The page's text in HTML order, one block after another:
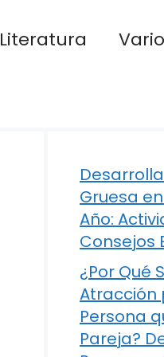
Literatura
Gruesa
Año:
Consejos
¿Por Qué
Atracción
Persona
Pareja?